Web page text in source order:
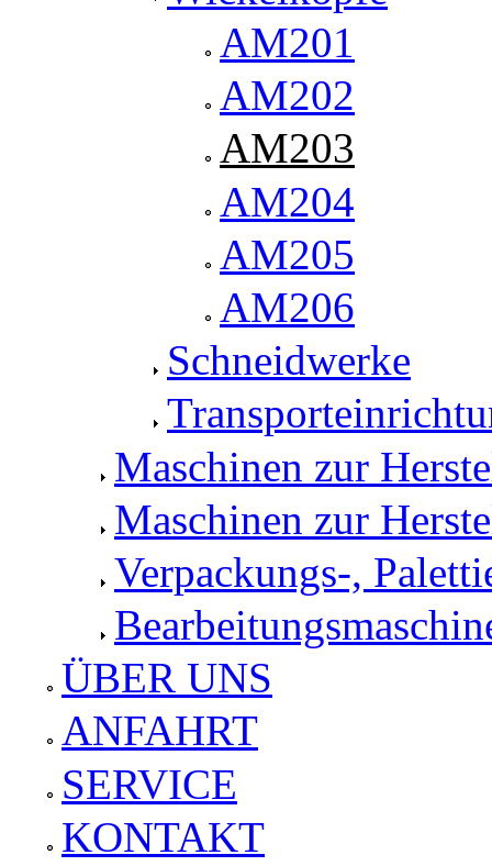
AM201
AM202
AM203
AM204
AM205
AM206
Schneidwerke
Maschinen zur
Maschinen zur
Verpackungs-,
ÜBER UNS
ANFAHRT
SERVICE
KONTAKT